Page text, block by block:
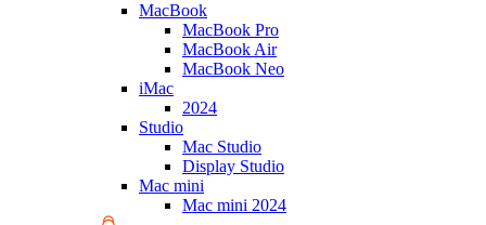
MacBook
MacBook Pro
MacBook Air
MacBook Neo
iMac
2024
Studio
Mac Studio
Display Studio
Mac mini
Mac mini 2024